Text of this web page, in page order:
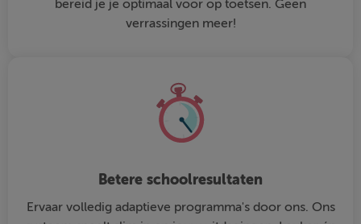
bereid je je optimaal voor op toetsen. Geen
verrassingen meer!
Betere schoolresultaten
Ervaar volledig adaptieve programma's door ons. Ons